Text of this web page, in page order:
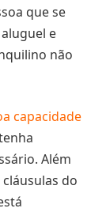
que se
e
não
capacidade
Além
do